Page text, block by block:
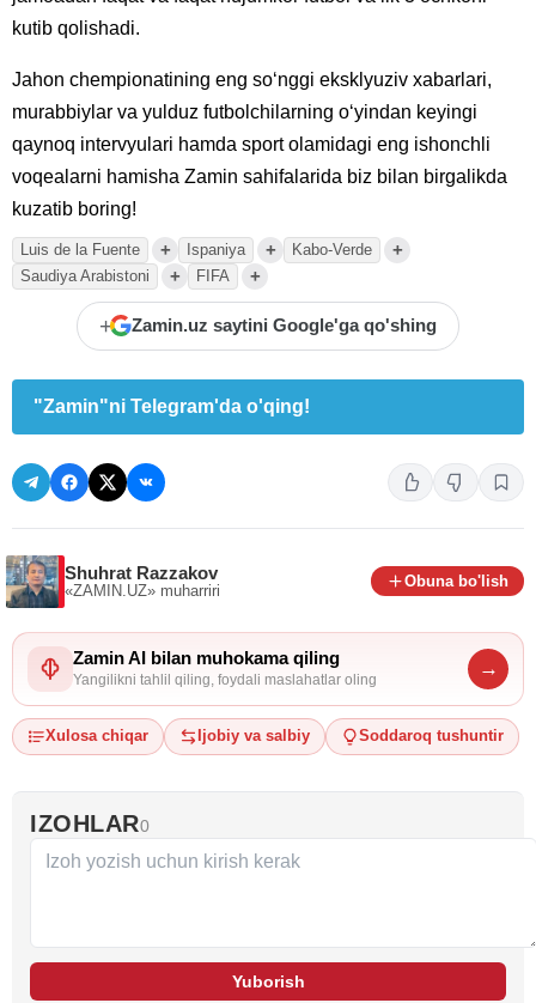
kutib qolishadi.
Jahon chempionatining eng so‘nggi eksklyuziv xabarlari,
murabbiylar va yulduz futbolchilarning o‘yindan keyingi
qaynoq intervyulari hamda sport olamidagi eng ishonchli
voqealarni hamisha Zamin sahifalarida biz bilan birgalikda
kuzatib boring!
Luis de la Fuente + Ispaniya + Kabo-Verde +
Saudiya Arabistoni + FIFA +
+ Zamin.uz saytini Google'ga qo'shing
"Zamin"ni Telegram'da o'qing!
Shuhrat Razzakov
«ZAMIN.UZ» muharriri
Obuna bo'lish
Zamin AI bilan muhokama qiling
Yangilikni tahlil qiling, foydali maslahatlar oling
→
Xulosa chiqar Ijobiy va salbiy Soddaroq tushuntir
IZOHLAR0
Yuborish